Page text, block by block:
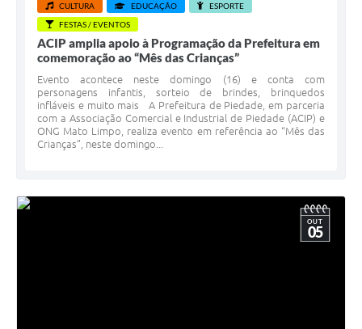
CULTURA
EDUCAÇÃO
ESPORTE
FESTAS / EVENTOS
ACIP amplia apoio à Programação da Prefeitura em
comemoração ao “Mês das Crianças”
Evento acontece neste domingo (16) e conta com
personagens infantis, sorteio de brindes, brinquedos
infláveis e muito mais A Prefeitura de Piedade, em parceria
com a Associação Comercial e Industrial de Piedade (ACIP) e
ONG Mato Limpo, realiza evento em referência ao “Mês das
Crianças”, neste domingo...
OUT
05